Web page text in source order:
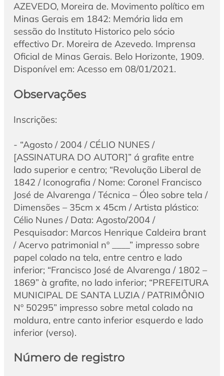
AZEVEDO, Moreira de. Movimento político em
Minas Gerais em 1842: Memória lida em
sessão do Instituto Historico pelo sócio
effectivo Dr. Moreira de Azevedo. Imprensa
Oficial de Minas Gerais. Belo Horizonte, 1909.
Disponível em: Acesso em 08/01/2021.
Observações
Inscrições:
- “Agosto / 2004 / CÉLIO NUNES /
[ASSINATURA DO AUTOR]” á grafite entre
lado superior e centro; “Revolução Liberal de
1842 / Iconografia / Nome: Coronel Francisco
José de Alvarenga / Técnica – Óleo sobre tela /
Dimensões – 35cm x 45cm / Artista plástico:
Célio Nunes / Data: Agosto/2004 /
Pesquisador: Marcos Henrique Caldeira brant
/ Acervo patrimonial nº ____” impresso sobre
papel colado na tela, entre centro e lado
inferior; “Francisco José de Alvarenga / 1802 –
1869” à grafite, no lado inferior; “PREFEITURA
MUNICIPAL DE SANTA LUZIA / PATRIMÔNIO
Nº 50295” impresso sobre metal colado na
moldura, entre canto inferior esquerdo e lado
inferior (verso).
Número de registro